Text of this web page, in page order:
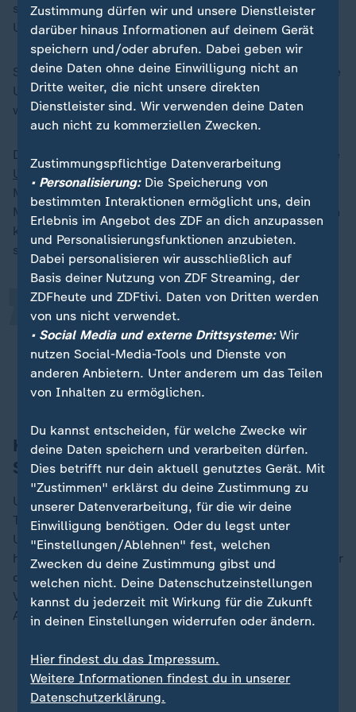
sagt Bates. Das habe Selenskyj abgelehnt. Der
Umfang werde nun geringer sein.
Selenskyj seinerseits hatte Sicherheitsgarantien für die
Ukraine gefordert. "Die soll es nun aber nach dem,
was wir wissen, im Vertrag nicht geben", so Bates.
Die Vorteile eines Rohstoffdeals mit der Ukraine für die
USA
seien klar, erklärt Bates. "US-Sicherheitsberater
Mike Waltz erwähnte das Beispiel einer Aluminium-
Mine, die den gesamten Jahresbedarf der USA decken
könnte, wenn Amerika Gelegenheit bekäme, sie zu
sanieren."
Die USA versprechen sich von dem
Abkommen auch, die Abhängigkeit
von China zu verringern.
„
Claudia Bates, ZDF-Korrespondentin
Kiew rückt offenbar von
Sicherheitsgarantien ab
Um das Abkommen hatte es in den vergangenen
Tagen heftigen Streit gegeben, weil Selenskyj eine
Unterzeichnung zunächst verweigert hatte. Trump
hatte auf einem Deal bestanden - als Kompensation für
die Hilfen Washingtons beim ukrainischen
Verteidigungskampf gegen den russischen
Angriffskrieg.
Selenskyj: Wollen "starke Beziehungen" zu USA
ZDF-Korrespondent: "Trump will Zugriff auf
Rohstoffe"
Zustimmung dürfen wir und unsere Dienstleister
darüber hinaus Informationen auf deinem Gerät
speichern und/oder abrufen. Dabei geben wir
deine Daten ohne deine Einwilligung nicht an
Dritte weiter, die nicht unsere direkten
Dienstleister sind. Wir verwenden deine Daten
auch nicht zu kommerziellen Zwecken.
Zustimmungspflichtige Datenverarbeitung
• Personalisierung:Die Speicherung von
bestimmten Interaktionen ermöglicht uns, dein
Erlebnis im Angebot des ZDF an dich anzupassen
und Personalisierungsfunktionen anzubieten.
Dabei personalisieren wir ausschließlich auf
Basis deiner Nutzung von ZDF Streaming, der
ZDFheute und ZDFtivi. Daten von Dritten werden
von uns nicht verwendet.
• Social Media und externe Drittsysteme:Wir
nutzen Social-Media-Tools und Dienste von
anderen Anbietern. Unter anderem um das Teilen
von Inhalten zu ermöglichen.
Du kannst entscheiden, für welche Zwecke wir
deine Daten speichern und verarbeiten dürfen.
Dies betrifft nur dein aktuell genutztes Gerät. Mit
"Zustimmen" erklärst du deine Zustimmung zu
unserer Datenverarbeitung, für die wir deine
Einwilligung benötigen. Oder du legst unter
"Einstellungen/Ablehnen" fest, welchen
Zwecken du deine Zustimmung gibst und
welchen nicht. Deine Datenschutzeinstellungen
kannst du jederzeit mit Wirkung für die Zukunft
in deinen Einstellungen widerrufen oder ändern.
Hier findest du das Impressum.
Weitere Informationen findest du in unserer
Datenschutzerklärung.